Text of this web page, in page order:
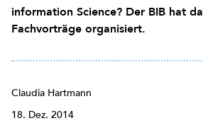
information Science? Der BIB hat
Fachvorträge organisiert.
Claudia Hartmann
18. Dez. 2014